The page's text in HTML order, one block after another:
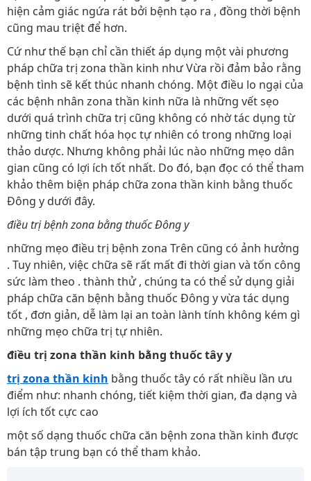
hiện cảm giác ngứa rát bởi bệnh tạo ra , đồng thời bệnh
cũng mau triệt để hơn.
Cứ như thế bạn chỉ cần thiết áp dụng một vài phương
pháp chữa trị zona thần kinh như Vừa rồi đảm bảo rằng
bệnh tình sẽ kết thúc nhanh chóng. Một điều lo ngại của
các bệnh nhân zona thần kinh nữa là những vết sẹo
dưới quá trình chữa trị cũng không có nhờ tác dụng từ
những tinh chất hóa học tự nhiên có trong những loại
thảo dược. Nhưng không phải lúc nào những mẹo dân
gian cũng có lợi ích tốt nhất. Do đó, bạn đọc có thể tham
khảo thêm biện pháp chữa zona thần kinh bằng thuốc
Đông y dưới đây.
điều trị bệnh zona bằng thuốc Đông y
những mẹo điều trị bệnh zona Trên cũng có ảnh hưởng
. Tuy nhiên, việc chữa sẽ rất mất đi thời gian và tốn công
sức làm theo . thành thử , chúng ta có thể sử dụng giải
pháp chữa căn bệnh bằng thuốc Đông y vừa tác dụng
tốt , đơn giản, dễ làm lại an toàn lành tính không kém gì
những mẹo chữa trị tự nhiên.
điều trị zona thần kinh bằng thuốc tây y
trị zona thần kinh bằng thuốc tây có rất nhiều lần ưu
điểm như: nhanh chóng, tiết kiệm thời gian, đa dạng và
lợi ích tốt cực cao
một số dạng thuốc chữa căn bệnh zona thần kinh được
bán tập trung bạn có thể tham khảo.